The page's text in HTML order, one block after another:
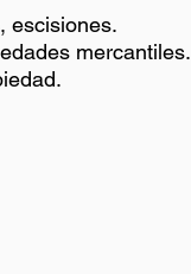
escisiones.
mercantiles.